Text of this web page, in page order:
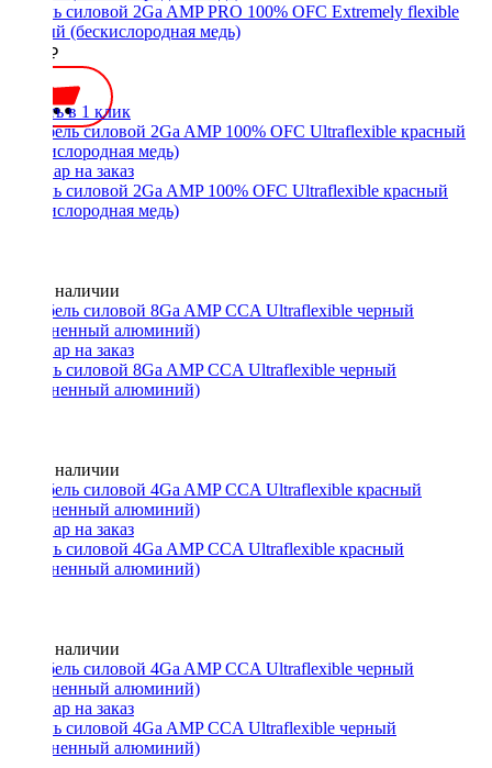
Кабель силовой 2Ga AMP PRO 100% OFC Extremely flexible
черный (бескислородная медь)
1300 ₽
Купить в 1 клик
Кабель силовой 2Ga AMP 100% OFC Ultraflexible красный
(бескислородная медь)
Нет в наличии
Кабель силовой 8Ga AMP CCA Ultraflexible черный
(омедненный алюминий)
Нет в наличии
Кабель силовой 4Ga AMP CCA Ultraflexible красный
(омедненный алюминий)
Нет в наличии
Кабель силовой 4Ga AMP CCA Ultraflexible черный
(омедненный алюминий)